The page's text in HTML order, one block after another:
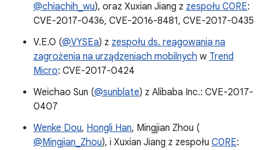
@chiachih_wu), oraz Xuxian Jiang z zespołu C0RE:
CVE-2017-0436, CVE-2016-8481, CVE-2017-0435
V.E.O (@VYSEa) z zespołu ds. reagowania na
zagrożenia na urządzeniach mobilnych w Trend
Micro: CVE-2017-0424
Weichao Sun (@sunblate) z Alibaba Inc.: CVE-2017-
0407
Wenke Dou, Hongli Han, Mingjian Zhou (
@Mingjian_Zhou), i Xuxian Jiang z zespołu C0RE: